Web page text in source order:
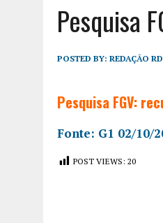
Pesquisa
POSTED BY: REDAÇÃO
Pesquisa FGV:
Fonte: G1 02/10/
POST VIEWS: 20